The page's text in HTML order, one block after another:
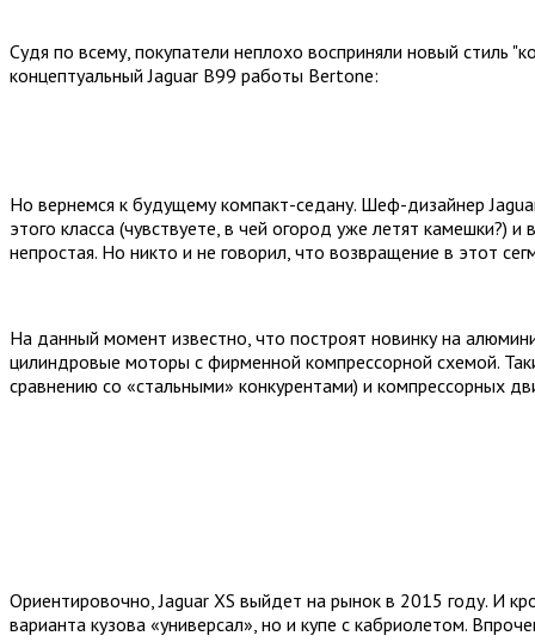
Судя по всему, покупатели неплохо восприняли новый стиль
концептуальный Jaguar B99 работы Bertone:
Но вернемся к будущему компакт-седану. Шеф-дизайнер
этого класса (чувствуете, в чей огород уже летят
непростая. Но никто и не говорил, что возвращение в этот
На данный момент известно, что построят новинку на
цилиндровые моторы с фирменной компрессорной схемой.
сравнению со «стальными» конкурентами) и компрессорных
Ориентировочно, Jaguar XS выйдет на рынок в 2015 году. И
варианта кузова «универсал», но и купе с кабриолетом.